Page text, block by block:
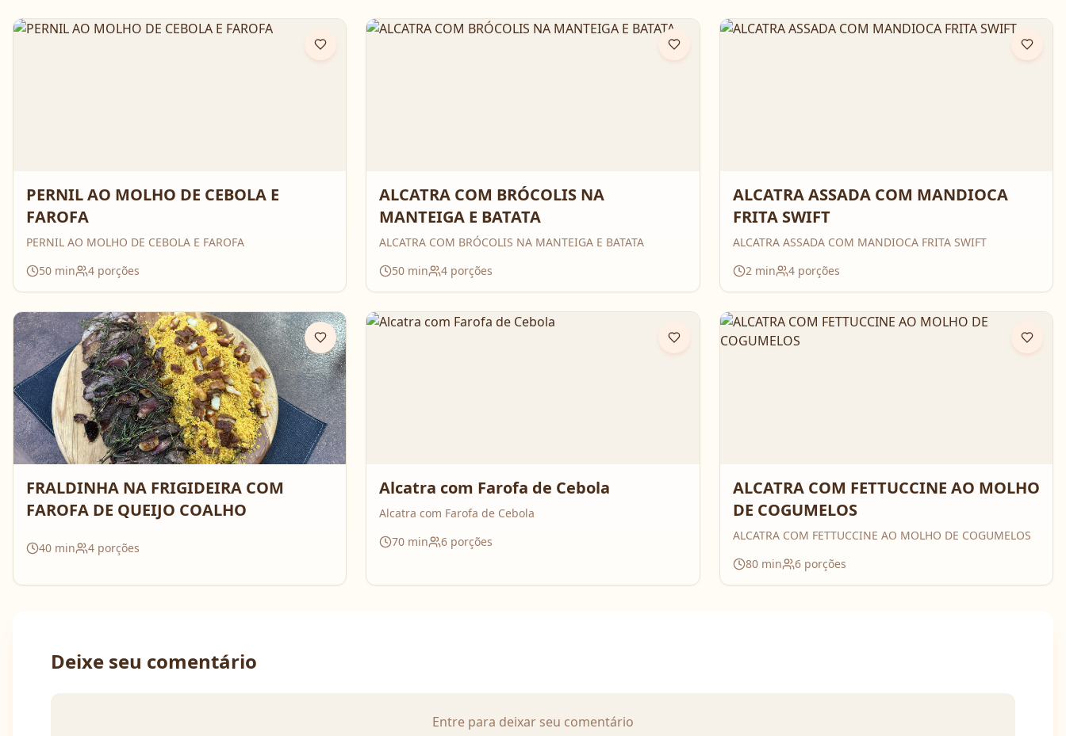
PERNIL AO MOLHO DE CEBOLA E
FAROFA
PERNIL AO MOLHO DE CEBOLA E FAROFA
50 min 4 porções
ALCATRA COM BRÓCOLIS NA
MANTEIGA E BATATA
ALCATRA COM BRÓCOLIS NA MANTEIGA E BATATA
50 min 4 porções
ALCATRA ASSADA COM MANDIOCA
FRITA SWIFT
ALCATRA ASSADA COM MANDIOCA FRITA SWIFT
2min 4porções
FRALDINHA NA FRIGIDEIRA COM
FAROFA DE QUEIJO COALHO
40 min 4 porções
Alcatra com Farofa de Cebola
Alcatra com Farofa de Cebola
70 min 6 porções
ALCATRA COM FETTUCCINE AO MOLHO
DE COGUMELOS
ALCATRA COM FETTUCCINE AO MOLHO DE COGUMELOS
80min 6porções
Deixe seu comentário
Entre para deixar seu comentário